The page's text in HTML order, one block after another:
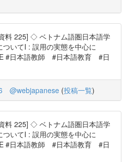
料 225] ◇ ベトナム語圏日本語学
いてI : 誤用の実態を中心に
#日本語教師 #日本語教育 #日
@webjapanese (投稿一覧)
料 225] ◇ ベトナム語圏日本語学
いてI : 誤用の実態を中心に
#日本語教師 #日本語教育 #日